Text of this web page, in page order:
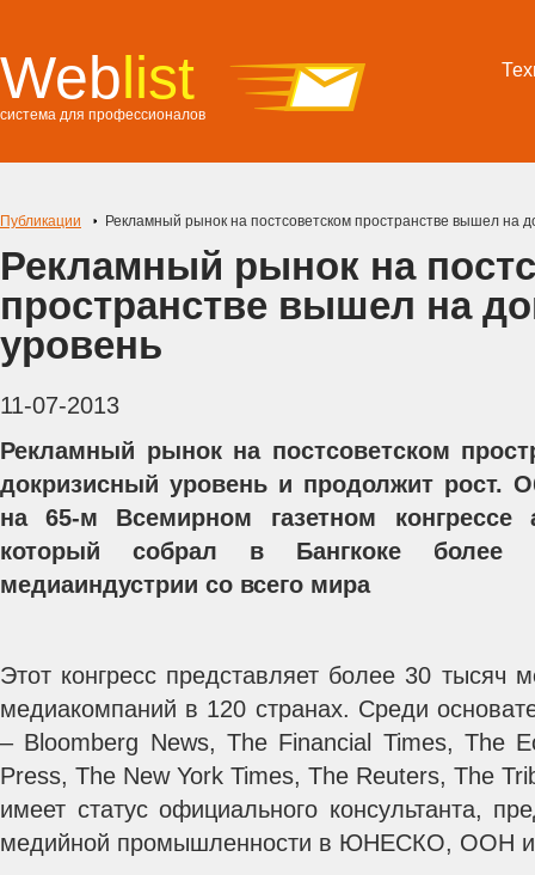
Weblist
система для профессионалов
Публикации Рекламный рынок на постсоветском пространстве вышел на
Рекламный рынок на
пространстве вышел на
уровень
11-07-2013
Рекламный рынок на постсоветском
докризисный уровень и продолжит рост.
на 65-м Всемирном газетном конгрессе
который собрал в Бангкоке более
медиаиндустрии со всего мира
Этот конгресс представляет более 30 тысяч
медиакомпаний в 120 странах. Среди
– Bloomberg News, The Financial Times, The
Press, The New York Times, The Reuters, The
имеет статус официального консультанта,
медийной промышленности в ЮНЕСКО, ООН и